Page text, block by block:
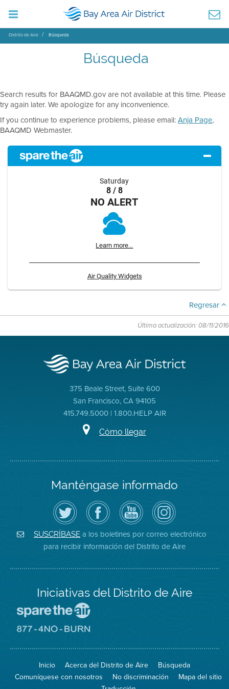
Distrito de Aire Búsqueda
Búsqueda
Search results for BAAQMD.gov are not available at this time. Please
try again later. We apologize for any inconvenience.
If you continue to experience problems, please email:Anja Page,
BAAQMD Webmaster.
Saturday
8 / 8
NO ALERT
Learn more...
Air Quality Widgets
Regresar
Última actualización: 08/11/2016
375 Beale Street, Suite 600
San Francisco, CA 94105
415.749.5000 | 1.800.HELP AIR
Cómo llegar
Manténgase informado
Siga
el
Distrito
de
Aire
en
Twitter
Visite
la
página
de
Facebook
del
Distrito
Canal
de
YouTube
del
Distrito
de
Aire
Air
District
on
Instagram
SUSCRÍBASE a los boletines por correo electrónico
para recibir información del Distrito de Aire
Iniciativas del Distrito de Aire
Spare
Air
el
aire)
sitio
8774
Burn
Inicio Acerca del Distrito de Aire
Búsqueda
Comuníquese con nosotros
No discriminación
Mapa del sitio